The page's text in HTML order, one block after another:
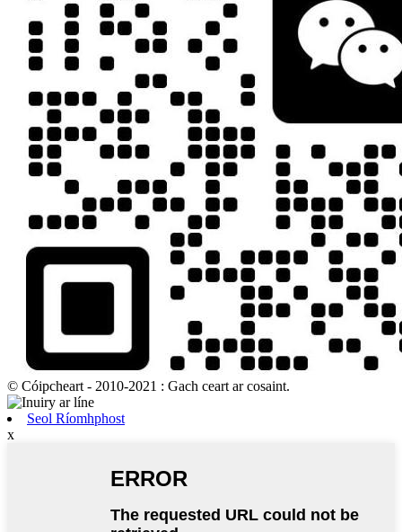
© Cóipcheart - 2010-2021 : Gach ceart ar cosaint.
Seol Ríomhphost
x